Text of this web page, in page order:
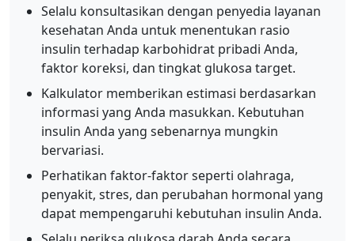
Selalu konsultasikan dengan penyedia layanan
kesehatan Anda untuk menentukan rasio
insulin terhadap karbohidrat pribadi Anda,
faktor koreksi, dan tingkat glukosa target.
Kalkulator memberikan estimasi berdasarkan
informasi yang Anda masukkan. Kebutuhan
insulin Anda yang sebenarnya mungkin
bervariasi.
Perhatikan faktor-faktor seperti olahraga,
penyakit, stres, dan perubahan hormonal yang
dapat mempengaruhi kebutuhan insulin Anda.